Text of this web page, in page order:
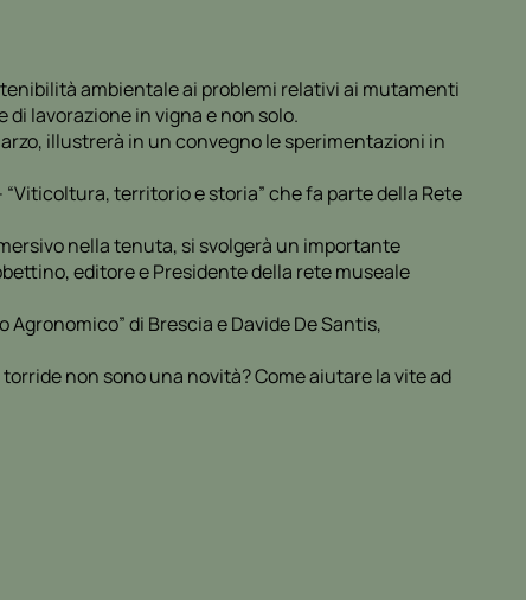
ambientale ai problemi relativi ai mutamenti
lavorazione in vigna e non solo.
illustrerà in un convegno le sperimentazioni in
territorio e storia” che fa parte della Rete
nella tenuta, si svolgerà un importante
editore e Presidente della rete museale
di Brescia e Davide De Santis,
non sono una novità? Come aiutare la vite ad